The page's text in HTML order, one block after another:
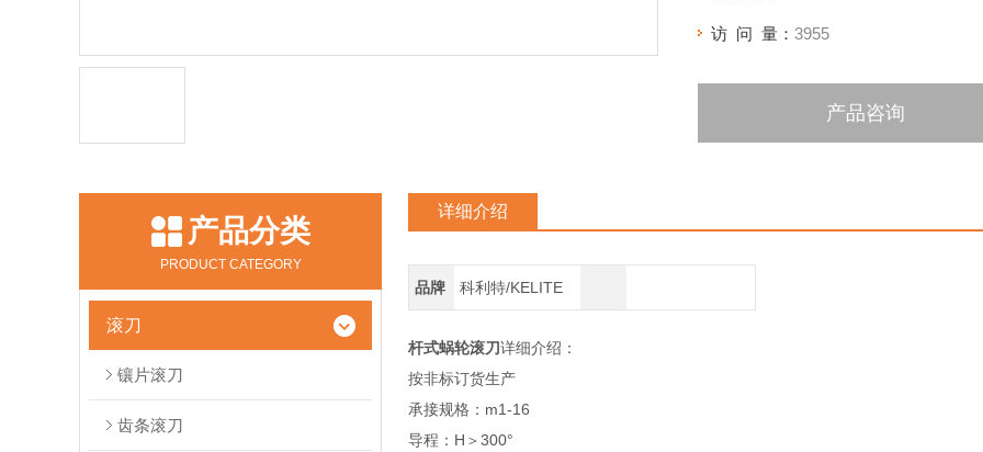
访 问 量： 3955
产品咨询
产品分类
PRODUCT CATEGORY
滚刀
镶片滚刀
齿条滚刀
详细介绍
品牌 科利特/KELITE
杆式蜗轮滚刀详细介绍：
按非标订货生产
承接规格：m1-16
导程：H＞300°